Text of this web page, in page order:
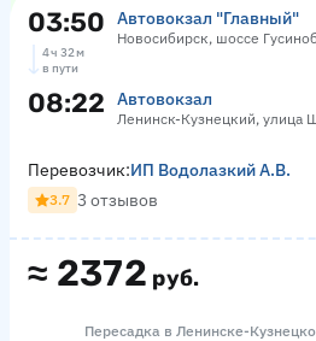
03:50 Автовокзал "Главный"
Новосибирск, шоссе
4 ч 32 м
в пути
08:22 Автовокзал
Ленинск-Кузнецкий, улица
≈ 2372 руб.
Перевозчик:ИП Водолазкий А.В.
3.7 3 отзывов
Пересадка в Ленинске-